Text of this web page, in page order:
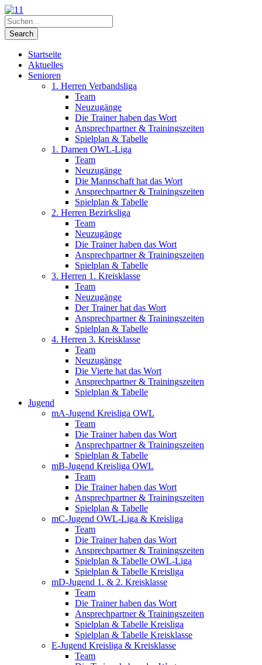
Startseite
Aktuelles
Senioren
1. Herren Verbandsliga
Team
Neuzugänge
Die Trainer haben das Wort
Ansprechpartner & Trainingszeiten
Spielplan & Tabelle
1. Damen OWL-Liga
Team
Neuzugänge
Die Mannschaft hat das Wort
Ansprechpartner & Trainingszeiten
Spielplan & Tabelle
2. Herren Bezirksliga
Team
Neuzugänge
Die Trainer haben das Wort
Ansprechpartner & Trainingszeiten
Spielplan & Tabelle
3. Herren 1. Kreisklasse
Team
Neuzugänge
Der Trainer hat das Wort
Ansprechpartner & Trainingszeiten
Spielplan & Tabelle
4. Herren 3. Kreisklasse
Team
Neuzugänge
Die Vierte hat das Wort
Ansprechpartner & Trainingszeiten
Spielplan & Tabelle
Jugend
mA-Jugend Kreisliga OWL
Team
Die Trainer haben das Wort
Ansprechpartner & Trainingszeiten
Spielplan & Tabelle
mB-Jugend Kreisliga OWL
Team
Die Trainer haben das Wort
Ansprechpartner & Trainingszeiten
Spielplan & Tabelle
mC-Jugend OWL-Liga & Kreisliga
Team
Die Trainer haben das Wort
Ansprechpartner & Trainingszeiten
Spielplan & Tabelle OWL-Liga
Spielplan & Tabelle Kreisliga
mD-Jugend 1. & 2. Kreisklasse
Team
Die Trainer haben das Wort
Ansprechpartner & Trainingszeiten
Spielplan & Tabelle Kreisliga
Spielplan & Tabelle Kreisklasse
E-Jugend Kreisliga & Kreisklasse
Team